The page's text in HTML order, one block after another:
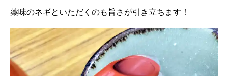
薬味のネギといただくのも旨さが引き立ちます！